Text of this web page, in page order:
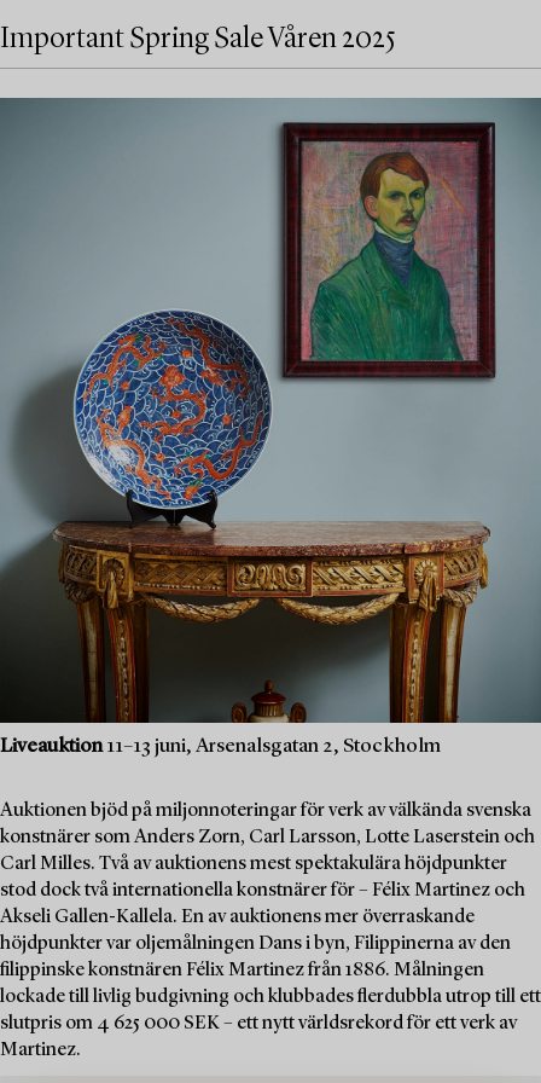
Important Spring Sale Våren 2025
Liveauktion11–13 juni, Arsenalsgatan 2, Stockholm
Auktionen bjöd på miljonnoteringar för verk av välkända svenska
konstnärer som Anders Zorn, Carl Larsson, Lotte Laserstein och
Carl Milles. Två av auktionens mest spektakulära höjdpunkter
stod dock två internationella konstnärer för – Félix Martinez och
Akseli Gallen-Kallela. En av auktionens mer överraskande
höjdpunkter var oljemålningen Dans i byn, Filippinerna av den
filippinske konstnären Félix Martinez från 1886. Målningen
lockade till livlig budgivning och klubbades flerdubbla utrop till ett
slutpris om 4 625 000 SEK – ett nytt världsrekord för ett verk av
Martinez.